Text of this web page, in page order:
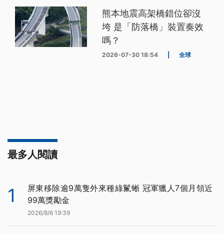
熊本地震高架橋錯位卻沒
垮 是「防落橋」裝置奏效
嗎？
2026-07-30 18:54 全球
最多人閱讀
1
屏東移除逾9萬隻外來種綠鬣蜥 冠軍獵人7個月領近
99萬獎勵金
2026/8/6 19:39